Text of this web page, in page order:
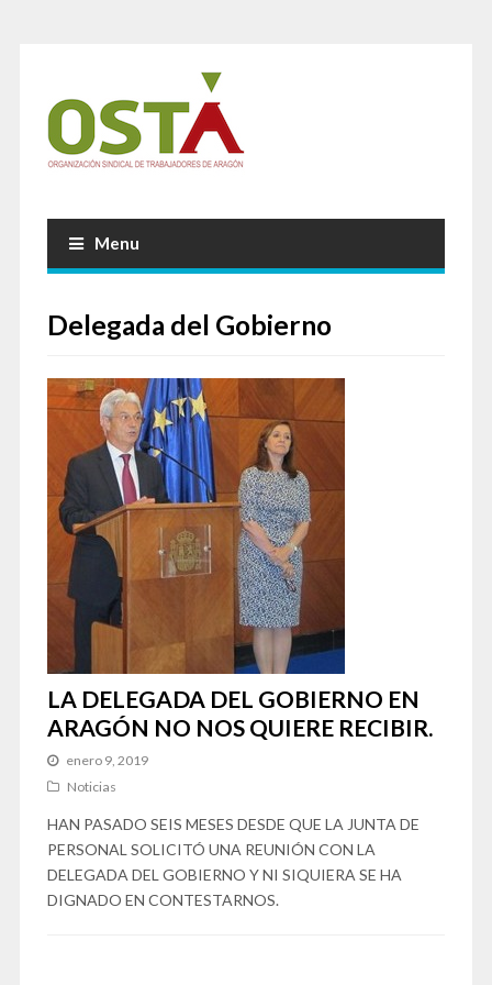
Menu
Delegada del Gobierno
LA DELEGADA DEL GOBIERNO EN
ARAGÓN NO NOS QUIERE RECIBIR.
enero 9, 2019
Noticias
HAN PASADO SEIS MESES DESDE QUE LA JUNTA DE
PERSONAL SOLICITÓ UNA REUNIÓN CON LA
DELEGADA DEL GOBIERNO Y NI SIQUIERA SE HA
DIGNADO EN CONTESTARNOS.